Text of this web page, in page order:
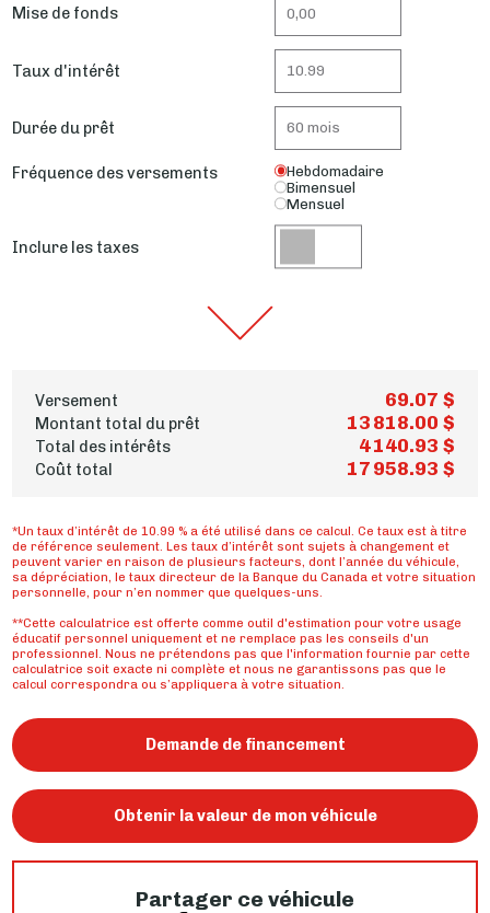
Mise de fonds
Taux d'intérêt
Durée du prêt
Fréquence des versements
Hebdomadaire
Bimensuel
Mensuel
Inclure les taxes
Versement 69.07 $
Montant total du prêt 13 818.00 $
Total des intérêts 4 140.93 $
Coût total 17 958.93 $
*Un taux d’intérêt de 10.99 % a été utilisé dans ce calcul. Ce taux est à titre
de référence seulement. Les taux d’intérêt sont sujets à changement et
peuvent varier en raison de plusieurs facteurs, dont l’année du véhicule,
sa dépréciation, le taux directeur de la Banque du Canada et votre situation
personnelle, pour n’en nommer que quelques-uns.
**Cette calculatrice est offerte comme outil d'estimation pour votre usage
éducatif personnel uniquement et ne remplace pas les conseils d'un
professionnel. Nous ne prétendons pas que l'information fournie par cette
calculatrice soit exacte ni complète et nous ne garantissons pas que le
calcul correspondra ou s’appliquera à votre situation.
Demande de financement
Obtenir la valeur de mon véhicule
Partager ce véhicule